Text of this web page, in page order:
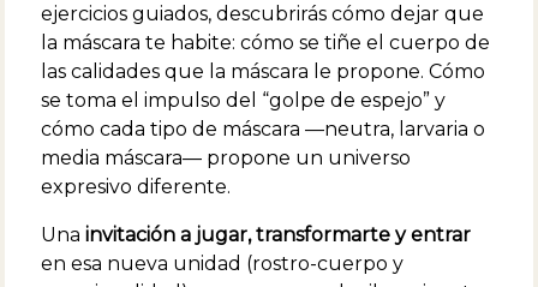
ejercicios guiados, descubrirás cómo dejar que
la máscara te habite: cómo se tiñe el cuerpo de
las calidades que la máscara le propone. Cómo
se toma el impulso del “golpe de espejo” y
cómo cada tipo de máscara —neutra, larvaria o
media máscara— propone un universo
expresivo diferente.
Una invitación a jugar, transformarte y entrar
en esa nueva unidad (rostro-cuerpo y